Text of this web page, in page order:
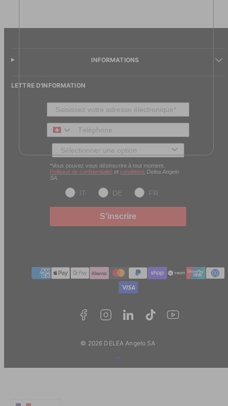
INFORMATIONS
LETTRE D'INFORMATION
Téléphone
Type de client
*Vous pouvez vous désinscrire à tout moment.
Politique de confidentialitéet conditions Delea Angelo
SA.
IT DE FR
S'inscrire
Méthodes
de
paiement
© 2026 DELEA Angelo SA